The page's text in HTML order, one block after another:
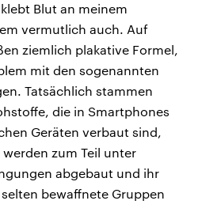
klebt Blut an meinem
vermutlich auch. Auf
ziemlich plakative Formel,
mit den sogenannten
Tatsächlich stammen
die in Smartphones
Geräten verbaut sind,
zum Teil unter
abgebaut und ihr
bewaffnete Gruppen